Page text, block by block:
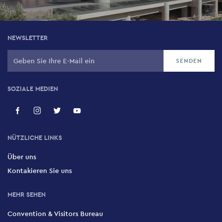
NEWSLETTER
SOZIALE MEDIEN
NÜTZLICHE LINKS
Über uns
Kontakieren Sie uns
MEHR SEHEN
Convention & Visitors Bureau